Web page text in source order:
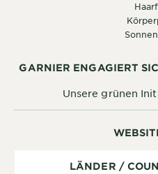
LÄNDER /
GARNIER ENGAGIERT
Unsere grünen